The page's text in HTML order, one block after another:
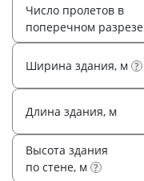
Число пролетов в
поперечном разрезе
Ширина здания, м ?
Длина здания, м
Высота здания
по стене, м ?